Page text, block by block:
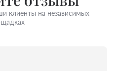
клиенты на независимых